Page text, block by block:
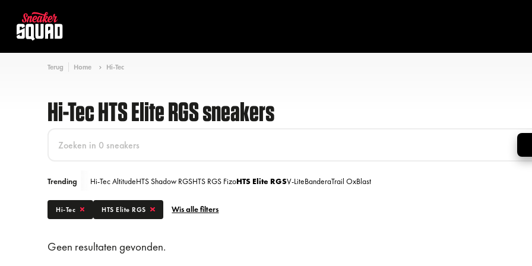
Terug Home Hi-Tec
Hi-Tec HTS Elite RGS sneakers
Trending Hi-Tec AltitudeHTS Shadow RGSHTS RGS FizoHTS Elite RGSV-LiteBanderaTrail OxBlast
Hi-Tec HTS Elite RGS Wis alle filters
Geen resultaten gevonden.